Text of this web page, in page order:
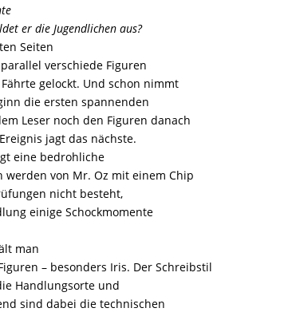
er die Jugendlichen aus?
Seiten
verschiede Figuren
gelockt. Und schon nimmt
die ersten spannenden
Leser noch den Figuren danach
jagt das nächste.
eine bedrohliche
von Mr. Oz mit einem Chip
nicht besteht,
einige Schockmomente
man
– besonders Iris. Der Schreibstil
Handlungsorte und
sind dabei die technischen